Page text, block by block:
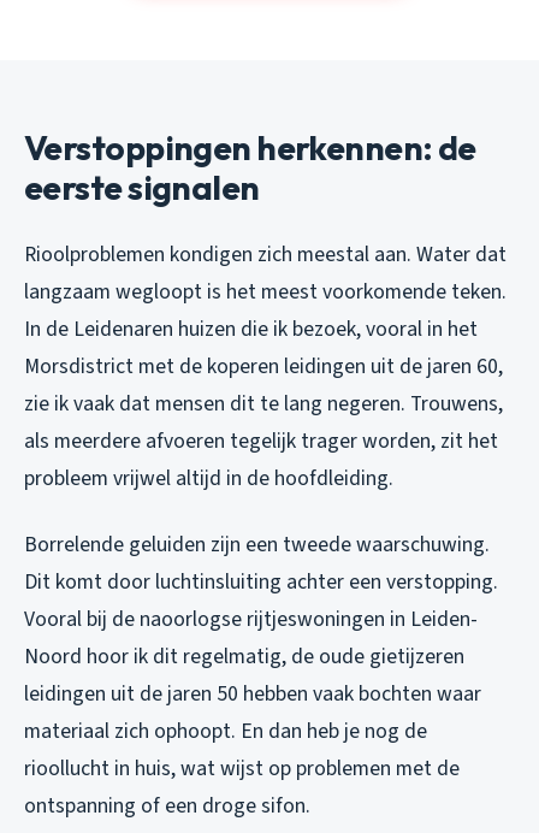
Verstoppingen herkennen: de
eerste signalen
Rioolproblemen kondigen zich meestal aan. Water dat
langzaam wegloopt is het meest voorkomende teken.
In de Leidenaren huizen die ik bezoek, vooral in het
Morsdistrict met de koperen leidingen uit de jaren 60,
zie ik vaak dat mensen dit te lang negeren. Trouwens,
als meerdere afvoeren tegelijk trager worden, zit het
probleem vrijwel altijd in de hoofdleiding.
Borrelende geluiden zijn een tweede waarschuwing.
Dit komt door luchtinsluiting achter een verstopping.
Vooral bij de naoorlogse rijtjeswoningen in Leiden-
Noord hoor ik dit regelmatig, de oude gietijzeren
leidingen uit de jaren 50 hebben vaak bochten waar
materiaal zich ophoopt. En dan heb je nog de
rioollucht in huis, wat wijst op problemen met de
ontspanning of een droge sifon.